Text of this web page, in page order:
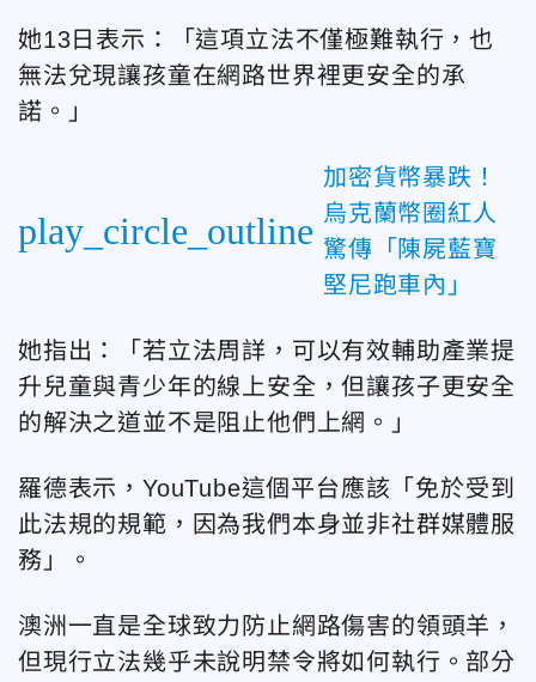
她13日表示：「這項立法不僅極難執行，也
無法兌現讓孩童在網路世界裡更安全的承
諾。」
play_circle_outline
加密貨幣暴跌！
烏克蘭幣圈紅人
驚傳「陳屍藍寶
堅尼跑車內」
她指出：「若立法周詳，可以有效輔助產業提
升兒童與青少年的線上安全，但讓孩子更安全
的解決之道並不是阻止他們上網。」
羅德表示，YouTube這個平台應該「免於受到
此法規的規範，因為我們本身並非社群媒體服
務」。
澳洲一直是全球致力防止網路傷害的領頭羊，
但現行立法幾乎未說明禁令將如何執行。部分